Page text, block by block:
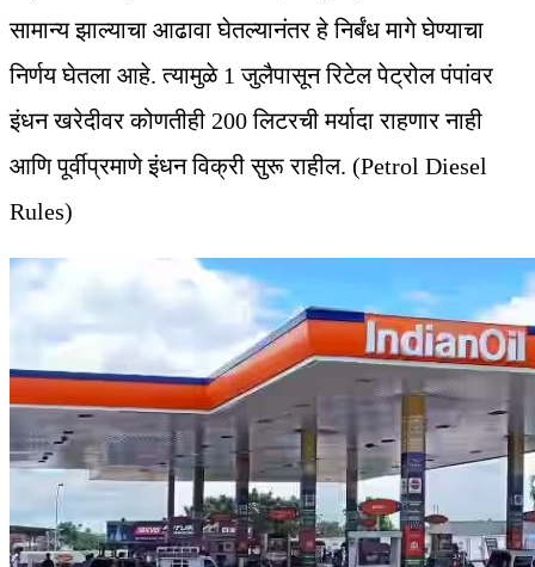
सामान्य झाल्याचा आढावा घेतल्यानंतर हे निर्बंध मागे घेण्याचा
निर्णय घेतला आहे. त्यामुळे 1 जुलैपासून रिटेल पेट्रोल पंपांवर
इंधन खरेदीवर कोणतीही 200 लिटरची मर्यादा राहणार नाही
आणि पूर्वीप्रमाणे इंधन विक्री सुरू राहील. (Petrol Diesel
Rules)